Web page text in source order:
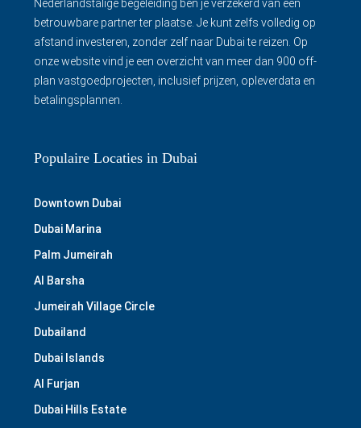
Nederlandstalige begeleiding ben je verzekerd van een
betrouwbare partner ter plaatse. Je kunt zelfs volledig op
afstand investeren, zonder zelf naar Dubai te reizen. Op
onze website vind je een overzicht van meer dan 900 off-
plan vastgoedprojecten, inclusief prijzen, opleverdata en
betalingsplannen.
Populaire Locaties in Dubai
Downtown Dubai
Dubai Marina
Palm Jumeirah
Al Barsha
Jumeirah Village Circle
Dubailand
Dubai Islands
Al Furjan
Dubai Hills Estate